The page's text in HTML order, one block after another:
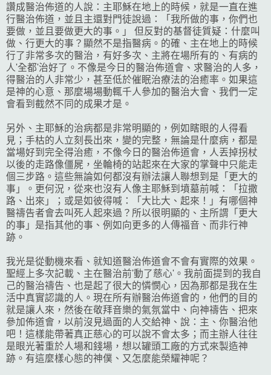
讚成醫治佈道的人說：主耶穌在地上的時候，就是一直在進
行醫治佈道，並且主還對門徒說過：「我所做的事，你們也
要做，並且要做更大的事。」 但反對的基督徒質疑：什麼叫
做、行更大的事？顯然不是指醫病。的確、主在地上的時候
行了非常多次的醫治，有好多次、主將在場所有的、有病的
人'全都'治好了。不像是今日的醫治佈道會、求醫治的人多，
得醫治的人非常少，甚至低於催眠治療法的治癒率。如果這
是神的心意、那麼場場動輒千人參加的醫治大會、我們一定
會看到截然不同的成果才是。
另外、主耶穌的治病都是非常明顯的，例如瞎眼的人得看
見；手枯的人立刻長出來，變的完整，無論是什麼病，都是
當場好到完全得治癒，不像今日的醫治佈道會，人丟掉拐杖
以後的走路像僵屍，坐輪椅的站起來在大家的掌聲中只能走
個三步路。這些無論如何都沒有辦法讓人聯想到是「更大的
事」。更何況，從來也沒有人像主耶穌到墳墓前喊：「拉撒
路、出來」；或是如彼得喊：「大比大、起來！」有哪個神
醫禱告者會去叫死人起來過？所以很明顯的、主所謂「更大
的事」是指其他的事、例如向更多的人傳福音、而非行神
跡。
我光是從動機來看、就知道醫治佈道會不會有實際的效果。
聖經上多次記載、主在醫治前'動了慈心'。我前面提到的我自
己的醫治禱告、也是起了很大的憐憫心，因為那都是我在生
活中真實認識的人。現在所有辦醫治佈道會的，他們的目的
就是讓人來，然後在敬拜音樂的氣氛當中、向神禱告、把來
參加佈道會，以前沒見過面的人交給神、說：主、你醫治他
吧！這樣能帶著真正慈心的可以說不會太多；而主辦人往往
是眼光著重於人場和錢場，想以罐頭工廠的方式來製造神
跡。有這麼樣心態的神僕、又怎麼能榮耀神呢？